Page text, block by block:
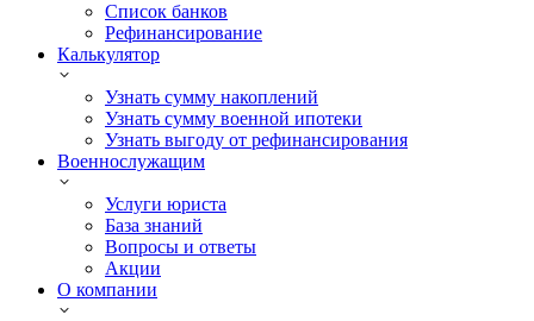
Список банков
Рефинансирование
Калькулятор
Узнать сумму накоплений
Узнать сумму военной ипотеки
Узнать выгоду от рефинансирования
Военнослужащим
Услуги юриста
База знаний
Вопросы и ответы
Акции
О компании